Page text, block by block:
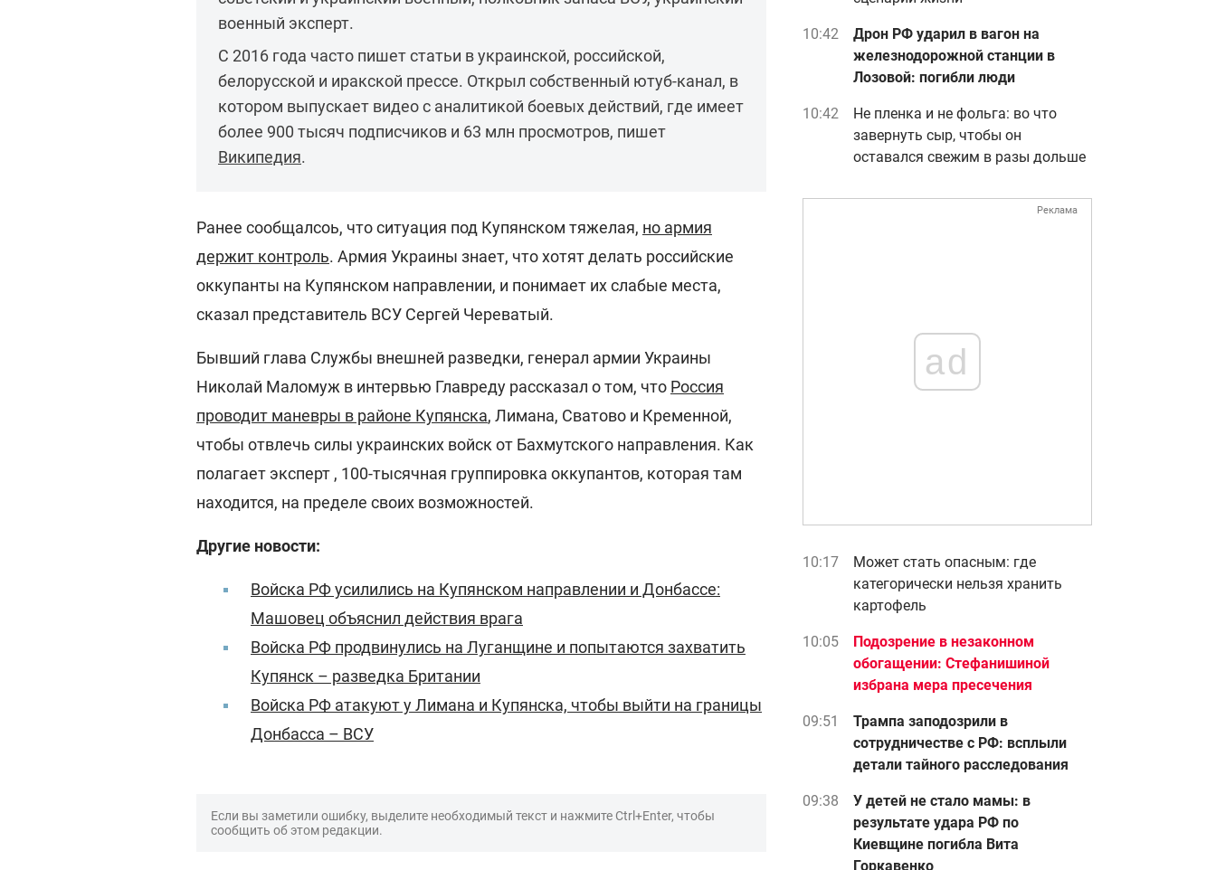
военный эксперт.
С 2016 года часто пишет статьи в украинской, российской,
белорусской и иракской прессе. Открыл собственный ютуб-канал, в
котором выпускает видео с аналитикой боевых действий, где имеет
более 900 тысяч подписчиков и 63 млн просмотров, пишет
Википедия.
Ранее сообщалсоь, что ситуация под Купянском тяжелая, но армия
держит контроль. Армия Украины знает, что хотят делать российские
оккупанты на Купянском направлении, и понимает их слабые места,
сказал представитель ВСУ Сергей Череватый.
Бывший глава Службы внешней разведки, генерал армии Украины
Николай Маломуж в интервью Главреду рассказал о том, что Россия
проводит маневры в районе Купянска, Лимана, Сватово и Кременной,
чтобы отвлечь силы украинских войск от Бахмутского направления. Как
полагает эксперт , 100-тысячная группировка оккупантов, которая там
находится, на пределе своих возможностей.
Другие новости:
Войска РФ усилились на Купянском направлении и Донбассе:
Машовец объяснил действия врага
Войска РФ продвинулись на Луганщине и попытаются захватить
Купянск – разведка Британии
Войска РФ атакуют у Лимана и Купянска, чтобы выйти на границы
Донбасса – ВСУ
Если вы заметили ошибку, выделите необходимый текст и нажмите Ctrl+Enter, чтобы
сообщить об этом редакции.
10:42
Дрон РФ ударил в вагон на
железнодорожной станции в
Лозовой: погибли люди
10:42
Не пленка и не фольга: во что
завернуть сыр, чтобы он
оставался свежим в разы дольше
Реклама
ad
10:17
Может стать опасным: где
категорически нельзя хранить
картофель
10:05
Подозрение в незаконном
обогащении: Стефанишиной
избрана мера пресечения
09:51
Трампа заподозрили в
сотрудничестве с РФ: всплыли
детали тайного расследования
09:38
У детей не стало мамы: в
результате удара РФ по
Киевщине погибла Вита
Горкавенко